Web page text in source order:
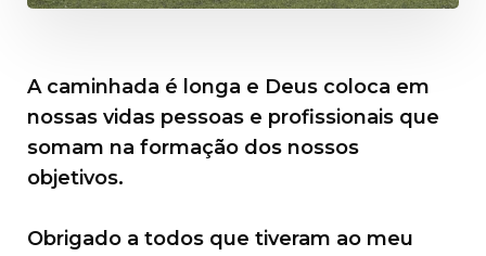
A caminhada é longa e Deus coloca em
nossas vidas pessoas e profissionais que
somam na formação dos nossos
objetivos.
Obrigado a todos que tiveram ao meu